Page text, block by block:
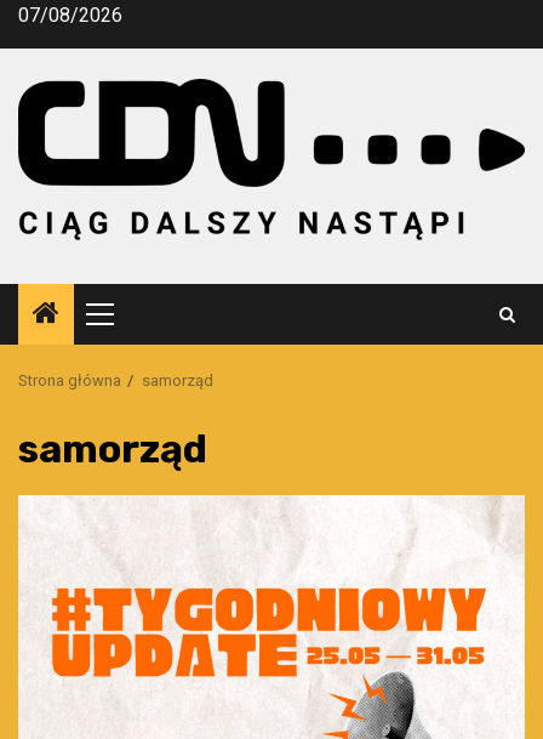
Przejdź
07/08/2026
Menu
główne
Strona główna samorząd
samorząd